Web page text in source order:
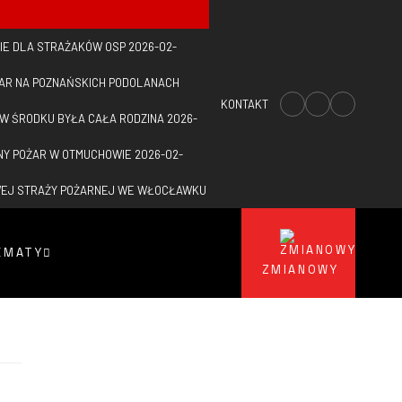
DLA STRAŻAKÓW OSP 2026-02-
NA POZNAŃSKICH PODOLANACH
ŚRODKU BYŁA CAŁA RODZINA 2026-
POŻAR W OTMUCHOWIE 2026-02-
STRAŻY POŻARNEJ WE WŁOCŁAWKU
KONTAKT
ZMIANOWY